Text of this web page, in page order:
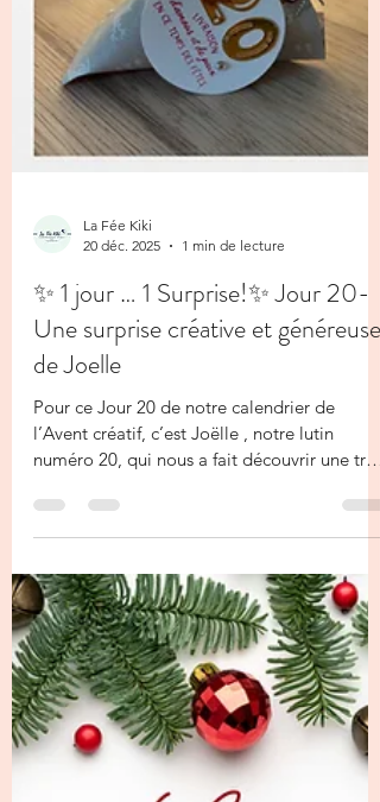
La Fée Kiki
20 déc. 2025
1 min de lecture
✨ 1 jour … 1 Surprise!✨ Jour 20-
Une surprise créative et généreuse
de Joelle
Pour ce Jour 20 de notre calendrier de
l’Avent créatif, c’est Joëlle , notre lutin